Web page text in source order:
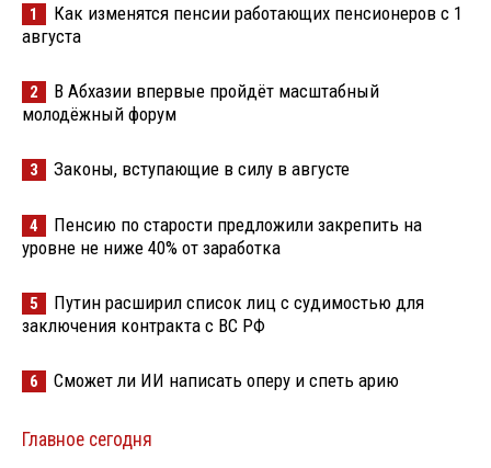
1
Как изменятся пенсии работающих пенсионеров с 1
августа
2
В Абхазии впервые пройдёт масштабный
молодёжный форум
3 Законы, вступающие в силу в августе
4
Пенсию по старости предложили закрепить на
уровне не ниже 40% от заработка
5
Путин расширил список лиц с судимостью для
заключения контракта с ВС РФ
6 Сможет ли ИИ написать оперу и спеть арию
Главное сегодня